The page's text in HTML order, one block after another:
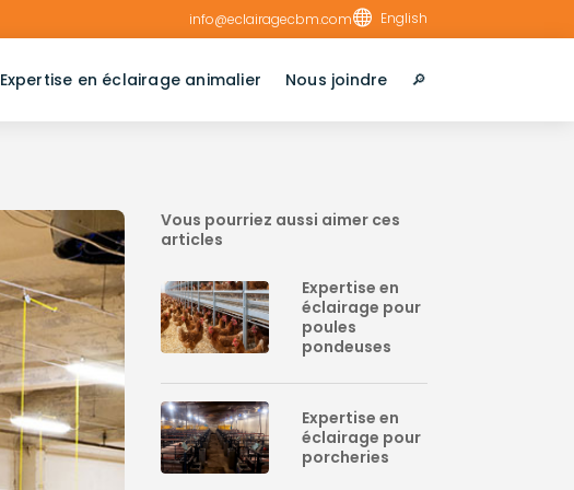
info@eclairagecbm.com English
Expertise en éclairage animalier Nous joindre 🔎︎
Vous pourriez aussi aimer ces
articles
Expertise en
éclairage pour
poules
pondeuses
Expertise en
éclairage pour
porcheries